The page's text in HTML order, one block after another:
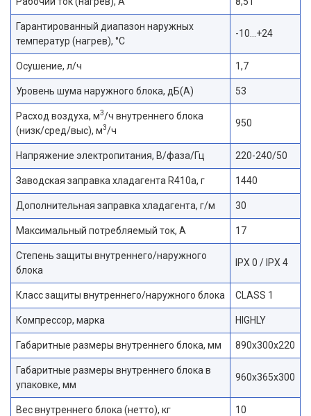
Гарантированный диапазон наружных
температур (нагрев), °С
-10…+24
Осушение, л/ч 1,7
Уровень шума наружного блока, дБ(A) 53
Расход воздуха, м3/ч внутреннего блока
(низк/сред/выс), м3/ч
950
Напряжение электропитания, В/фаза/Гц 220-240/50
Заводская заправка хладагента R410a, г 1440
Дополнительная заправка хладагента, г/м 30
Максимальный потребляемый ток, А 17
Степень защиты внутреннего/наружного
блока
IPX 0 / IPX 4
Класс защиты внутреннего/наружного блока CLASS 1
Компрессор, марка HIGHLY
Габаритные размеры внутреннего блока, мм 890x300x220
Габаритные размеры внутреннего блока в
упаковке, мм
960x365x300
Вес внутреннего блока (нетто), кг 10